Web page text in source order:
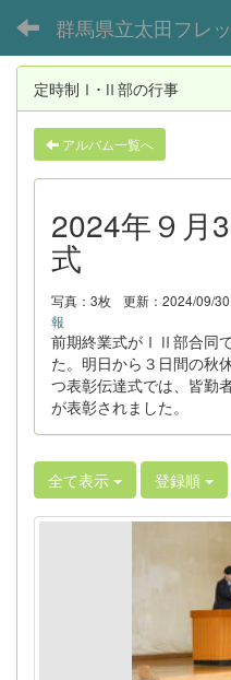
群馬県立太田フレ
定時制Ⅰ･Ⅱ部の行事
アルバム一覧へ
2024年９月
式
写真：3枚 更新：2024/09/30
報
前期終業式がⅠⅡ部合同
た。明日から３日間の秋
つ表彰伝達式では、皆勤
が表彰されました。
全て表示 登録順